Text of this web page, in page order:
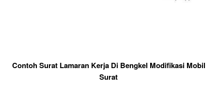
Contoh Surat Lamaran Kerja Di Bengkel Modifikasi Mobil
Surat